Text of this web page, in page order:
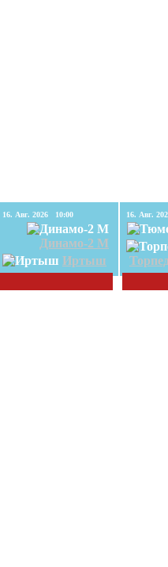
16. Авг. 2026 10:00
Динамо-2 М
Иртыш